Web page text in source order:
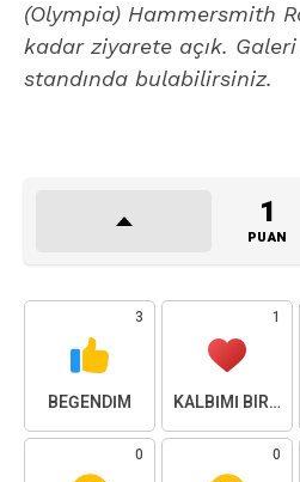
(Olympia) Hammersmith
kadar ziyarete açık. Galeri
standında bulabilirsiniz.
1
PUAN
3
BEĞENDIM
1
KALBIMI
0 0